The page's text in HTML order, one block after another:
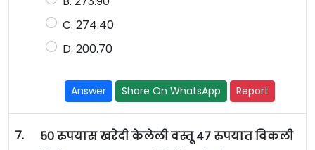
C. 274.40
D. 200.70
Answer Share On WhatsApp Report
7.
50 रुपयास खरेदी केलेली वस्तू 47 रुपयात विकली